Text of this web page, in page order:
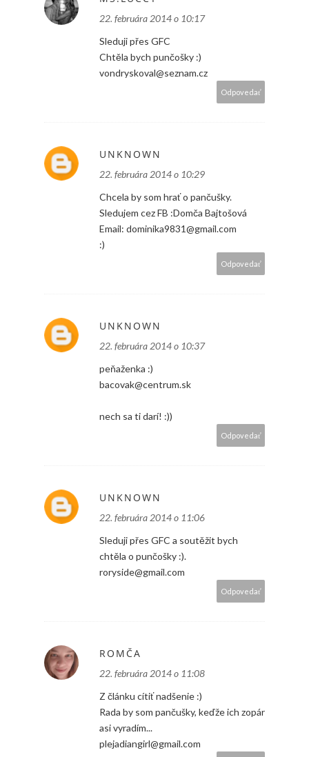
22. februára 2014 o 10:17
Sleduji přes GFC
Chtěla bych punčošky :)
vondryskoval@seznam.cz
Odpovedať
UNKNOWN
22. februára 2014 o 10:29
Chcela by som hrať o pančušky.
Sledujem cez FB :Domča Bajtošová
Email: dominika9831@gmail.com
:)
Odpovedať
UNKNOWN
22. februára 2014 o 10:37
peňaženka :)
bacovak@centrum.sk
nech sa ti darí! :))
Odpovedať
UNKNOWN
22. februára 2014 o 11:06
Sleduji přes GFC a soutěžit bych
chtěla o punčošky :).
roryside@gmail.com
Odpovedať
ROMČA
22. februára 2014 o 11:08
Z článku cítiť nadšenie :)
Rada by som pančušky, keďže ich zopár
asi vyradím...
plejadiangirl@gmail.com